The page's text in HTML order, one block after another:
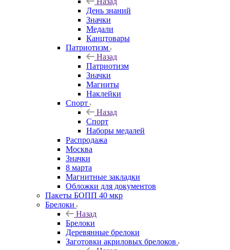
День знаний
Значки
Медали
Канцтовары
Патриотизм
Назад
Патриотизм
Значки
Магниты
Наклейки
Спорт
Назад
Спорт
Наборы медалей
Распродажа
Москва
Значки
8 марта
Магнитные закладки
Обложки для документов
Пакеты БОПП 40 мкр
Брелоки
Назад
Брелоки
Деревянные брелоки
Заготовки акриловых брелоков